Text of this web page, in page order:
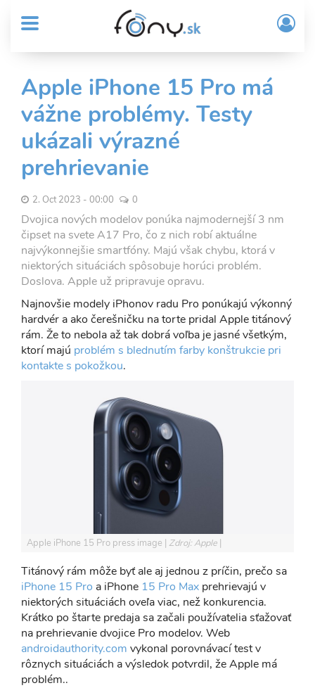
obsah
MENU
Sub
Header
menu
User
account
menu
/
Apple iPhone 15 Pro má
vážne problémy. Testy
ukázali výrazné
prehrievanie
2. Oct 2023 - 00:00 0
Dvojica nových modelov ponúka najmodernejší 3 nm
čipset na svete A17 Pro, čo z nich robí aktuálne
najvýkonnejšie smartfóny. Majú však chybu, ktorá v
niektorých situáciách spôsobuje horúci problém.
Doslova. Apple už pripravuje opravu.
Najnovšie modely iPhonov radu Pro ponúkajú výkonný
hardvér a ako čerešničku na torte pridal Apple titánový
rám. Že to nebola až tak dobrá voľba je jasné všetkým,
ktorí majú problém s blednutím farby konštrukcie pri
kontakte s pokožkou.
Apple iPhone 15 Pro press image Zdroj: Apple
Titánový rám môže byť ale aj jednou z príčin, prečo sa
iPhone 15 Pro a iPhone 15 Pro Max prehrievajú v
niektorých situáciách oveľa viac, než konkurencia.
Krátko po štarte predaja sa začali používatelia sťažovať
na prehrievanie dvojice Pro modelov. Web
androidauthority.com vykonal porovnávací test v
rôznych situáciách a výsledok potvrdil, že Apple má
problém..